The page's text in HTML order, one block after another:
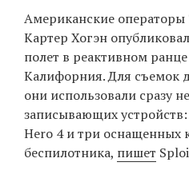
Американские
Картер Хогэн
полет в реактивном
Калифорния. Для съемок
они использовали сразу
записывающих устройств:
Hero 4 и три оснащенных
беспилотника, пишет